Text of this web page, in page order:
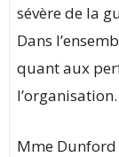
sévère de la
Dans
quant aux
l’organisation.
Mme Dunford